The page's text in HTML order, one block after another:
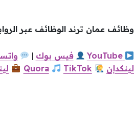
وظائف عمان ترند الوظائف عبر
YouTube فيس بوك |
لينكدإن
Quora TikTok